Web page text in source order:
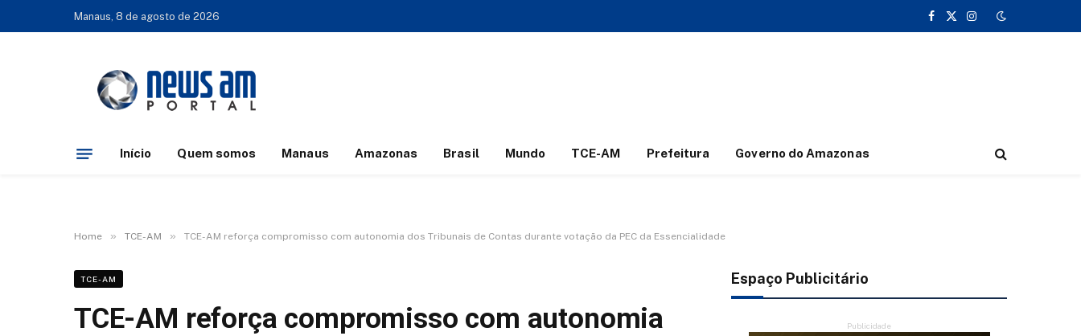
Manaus, 8 de agosto de 2026
Facebook
X
Instagram
Início Quem somos Manaus Amazonas Brasil Mundo TCE-AM Prefeitura Governo do Amazonas
Home » TCE-AM » TCE-AM reforça compromisso com autonomia dos Tribunais de Contas durante votação da PEC da Essencialidade
TCE-AM
TCE-AM reforça compromisso com autonomia
Espaço Publicitário
Publicidade